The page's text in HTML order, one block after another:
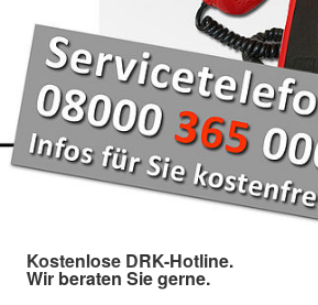
Kostenlose DRK-Hotline.
Wir beraten Sie gerne.